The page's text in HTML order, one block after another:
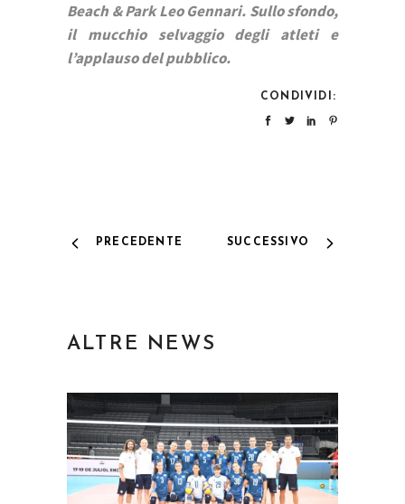
Beach & Park Leo Gennari. Sullo sfondo,
il mucchio selvaggio degli atleti e
l’applauso del pubblico.
CONDIVIDI:
PRECEDENTE SUCCESSIVO
ALTRE NEWS